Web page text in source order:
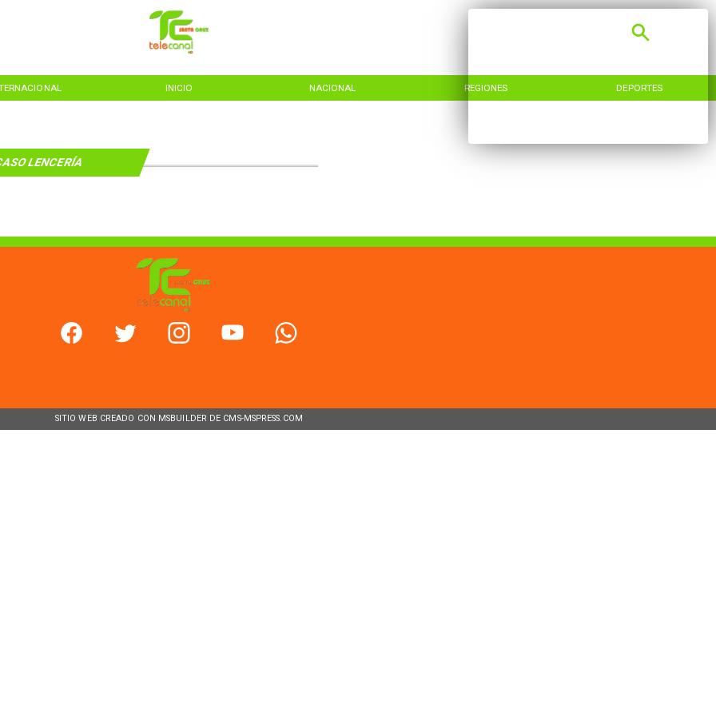
INICIO NACIONAL REGIONES DEPORTES
LENCERÍA
SITIO WEB CREADO CON MSBUILDER DE CMS-MSPRESS.COM